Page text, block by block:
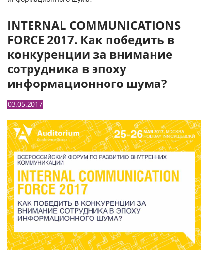
INTERNAL COMMUNICATIONS
FORCE 2017. Как победить в
конкуренции за внимание
сотрудника в эпоху
информационного шума?
03.05.2017